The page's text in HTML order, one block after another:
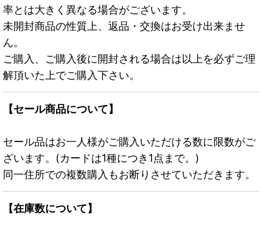
率とは大きく異なる場合がございます。
未開封商品の性質上、返品・交換はお受け出来ませ
ん。
ご購入、ご購入後に開封される場合は以上を必ずご理
解頂いた上でご購入下さい。
【セール商品について】
セール品はお一人様がご購入いただける数に限数がご
ざいます。(カードは1種につき1点まで。)
同一住所での複数購入もお断りさせていただきます。
【在庫数について】